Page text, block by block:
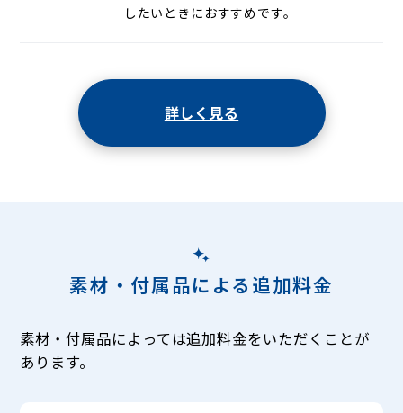
したいときにおすすめです。
詳しく見る
素材・付属品による追加料金
素材・付属品によっては追加料金をいただくことが
あります。